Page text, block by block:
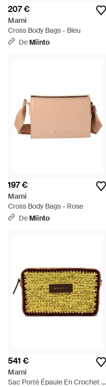
207 €
Marni
Cross Body Bags - Bleu
De Miinto
197 €
Marni
Cross Body Bags - Rose
De Miinto
541 €
Marni
Sac Porté Épaule En Crochet À